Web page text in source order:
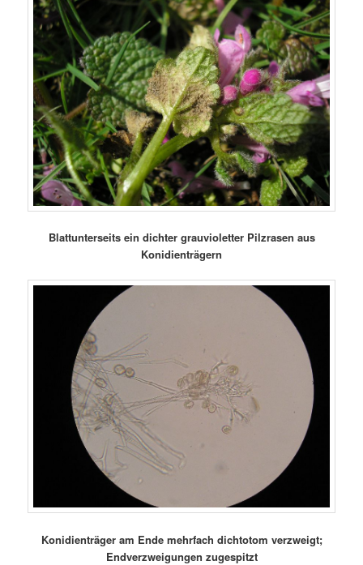
Blattunterseits ein dichter grauvioletter Pilzrasen aus
Konidienträgern
Konidienträger am Ende mehrfach dichtotom verzweigt;
Endverzweigungen zugespitzt